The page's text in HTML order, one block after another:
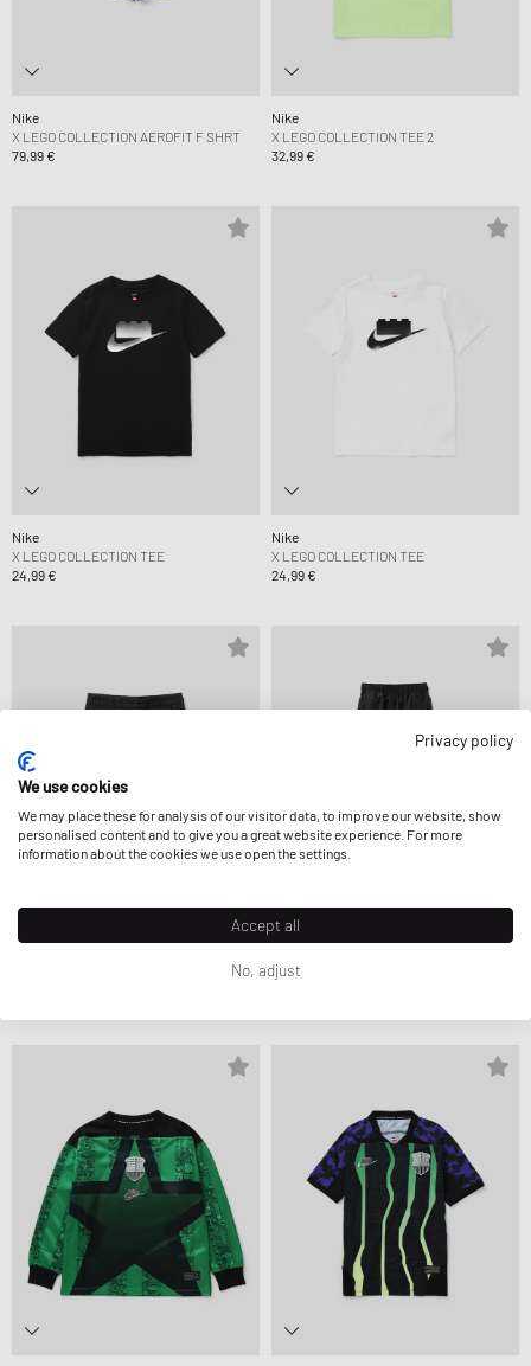
Nike
X LEGO COLLECTION AEROFIT F SHRT
79,99 €
Nike
X LEGO COLLECTION TEE 2
32,99 €
Nike
X LEGO COLLECTION TEE
24,99 €
Nike
X LEGO COLLECTION TEE
24,99 €
X LEGO COLLECTION PANT
Privacy policy
We use cookies
We may place these for analysis of our visitor data, to improve our website, show
personalised content and to give you a great website experience. For more
information about the cookies we use open the settings.
Accept all
No, adjust